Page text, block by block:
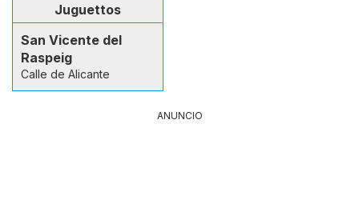
Juguettos
San Vicente del
Raspeig
Calle de Alicante
ANUNCIO